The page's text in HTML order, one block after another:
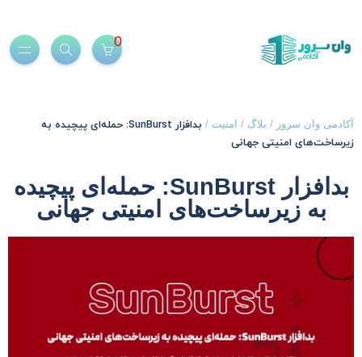
وان سرور / بلاگ/ امنیت/
بدافزار SunBurst: حمله‌ای پیچیده به
امنیتی جهانی
بدافزار SunBurst: حمله‌ای پیچیده
به زیرساخت‌های امنیتی جهانی